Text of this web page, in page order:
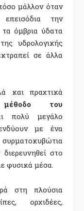
μάλλον όταν
την
τα όμβρια ύδατα
υδρολογικής
σε άλλα
και πραχτικά
του
πολύ μεγάλο
με ένα
στο
φυσικά μέσα.
στη πλούσια
ορχιδέες,